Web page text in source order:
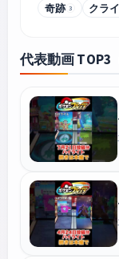
奇跡 3 クラ
代表動画 TOP3